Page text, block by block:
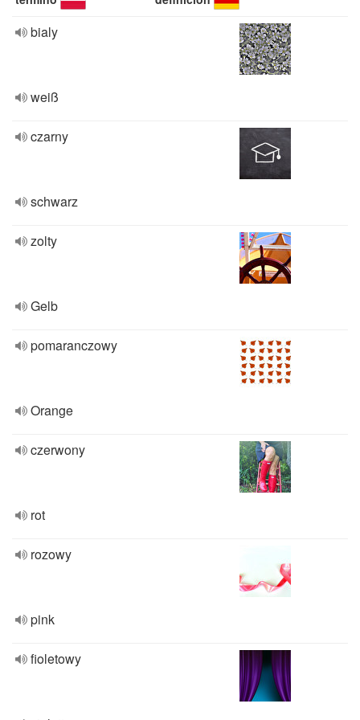
bialy
weiß
czarny
schwarz
zolty
Gelb
pomaranczowy
Orange
czerwony
rot
rozowy
pink
fioletowy